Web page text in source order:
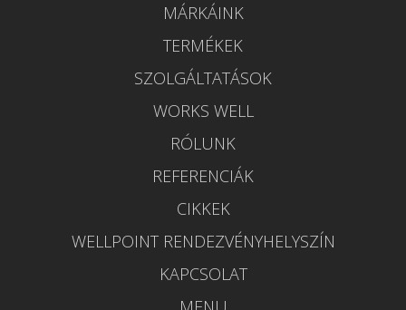
MÁRKÁINK
TERMÉKEK
SZOLGÁLTATÁSOK
WORKS WELL
RÓLUNK
REFERENCIÁK
CIKKEK
WELLPOINT RENDEZVÉNYHELYSZÍN
KAPCSOLAT